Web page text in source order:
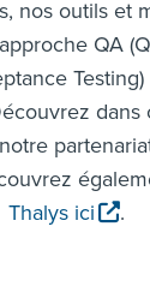
nos outils et
QA
Thalys ici
.